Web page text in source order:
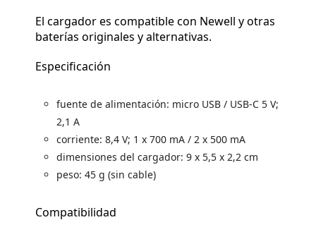
El cargador es compatible con Newell y otras
baterías originales y alternativas.
Especificación
fuente de alimentación: micro USB / USB-C 5 V;
2,1 A
corriente: 8,4 V; 1 x 700 mA / 2 x 500 mA
dimensiones del cargador: 9 x 5,5 x 2,2 cm
peso: 45 g (sin cable)
Compatibilidad